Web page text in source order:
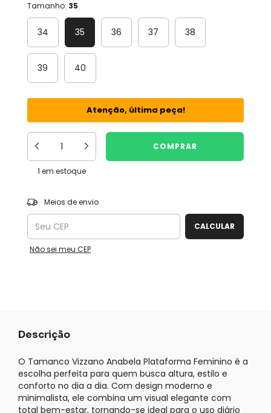
Tamanho: 35
34 35 36 37 38
39 40
Atenção, última peça!
1 em estoque
Entregas para o CEP:
Meios de envio
CALCULAR
Não sei meu CEP
Descrição
O Tamanco Vizzano Anabela Plataforma Feminino é a
escolha perfeita para quem busca altura, estilo e
conforto no dia a dia. Com design moderno e
minimalista, ele combina um visual elegante com
total bem-estar, tornando-se ideal para o uso diário